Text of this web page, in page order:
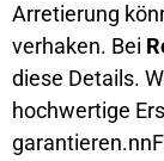
Arretierung
verhaken. Bei
diese Details.
hochwertige